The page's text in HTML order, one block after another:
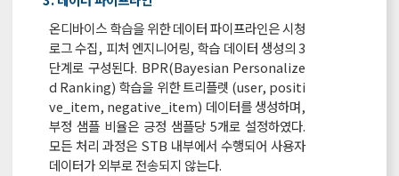
온디바이스 학습을 위한 데이터 파이프라인은 시청
로그 수집, 피처 엔지니어링, 학습 데이터 생성의 3
단계로 구성된다. BPR(Bayesian Personalize
d Ranking) 학습을 위한 트리플렛 (user, positi
ve_item, negative_item) 데이터를 생성하며,
부정 샘플 비율은 긍정 샘플당 5개로 설정하였다.
모든 처리 과정은 STB 내부에서 수행되어 사용자
데이터가 외부로 전송되지 않는다.